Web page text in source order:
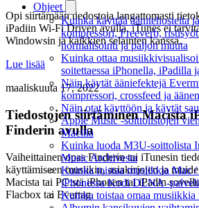
Ohjeet
Kuinka käyttää äänitehosteita
kompressori, Freeverb,
normalisointi ja paljon muuta
Kuinka ottaa
soitettaessa iPhonella, iPadilla
Näin käytät ääniefektejä
kompressori, crossfeed ja
Näin otat käyttöön ja käytät
Apple Music -soittolistojen
Macilla
Kuinka luoda M3U-soittolista
Music Archivesta
Kuinka toistaa musiikkia Mac
iPhonessa Kodi DLNA -
Kuinka toistaa omaa
Opi siirtämään tiedostoja langattomasti
iPadiin Wi-Fi Driven avulla. iTunes ei
Windowsin ja kaikkien selainten kanssa.
Lue lisää
maaliskuuta 17, 2022
Tiedostojen siirtäminen Macista
Finderin avulla
Vaiheittainen opas Finderin tai iTunesin
käyttämiseen musiikin, asiakirjojen ja
Macista tai PC:stä iPhonen tai iPadin
Flacbox tai Evertag.